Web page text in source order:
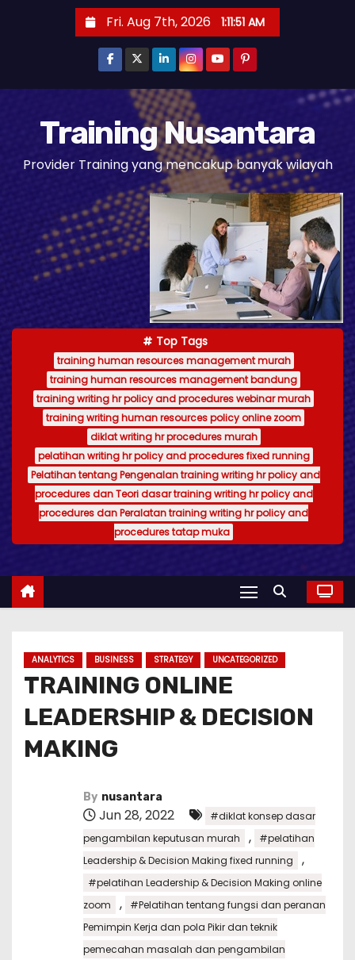
t
Fri. Aug 7th, 2026 1:11:52 AM
Training Nusantara
Provider Training yang mencakup banyak wilayah
Top Tags
training human resources management murah
training human resources management bandung
training writing hr policy and procedures webinar murah
training writing human resources policy online zoom
diklat writing hr procedures murah
pelatihan writing hr policy and procedures fixed running
Pelatihan tentang Pengenalan training writing hr policy and
procedures dan Teori dasar training writing hr policy and
procedures dan Peralatan training writing hr policy and
procedures tatap muka
ANALYTICS BUSINESS STRATEGY UNCATEGORIZED
TRAINING ONLINE
LEADERSHIP & DECISION
MAKING
By nusantara
Jun 28, 2022
#diklat konsep dasar
pengambilan keputusan murah
,
#pelatihan
Leadership & Decision Making fixed running
,
#pelatihan Leadership & Decision Making online
zoom
,
#Pelatihan tentang fungsi dan peranan
Pemimpin Kerja dan pola Pikir dan teknik
pemecahan masalah dan pengambilan